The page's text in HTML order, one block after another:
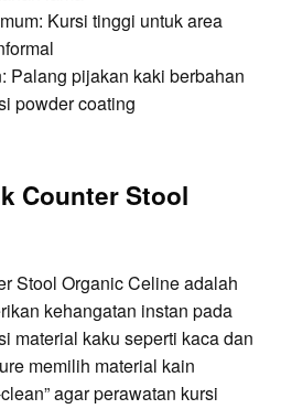
Kursi tinggi untuk area
Palang pijakan kaki berbahan
powder coating
Counter Stool
Stool Organic Celine adalah
kehangatan instan pada
material kaku seperti kaca dan
memilih material kain
agar perawatan kursi